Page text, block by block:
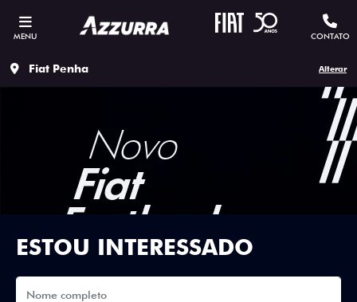
MENU CONTATO
Fiat Penha Alterar
ESTOU INTERESSADO